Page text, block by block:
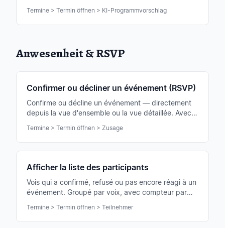
existant.
Termine > Termin öffnen > KI-Programmvorschlag
Anwesenheit & RSVP
Confirmer ou décliner un événement (RSVP)
Confirme ou décline un événement — directement
depuis la vue d'ensemble ou la vue détaillée. Avec
j'amène un collègue).
Termine > Termin öffnen > Zusage
Afficher la liste des participants
Vois qui a confirmé, refusé ou pas encore réagi à un
événement. Groupé par voix, avec compteur par
Termine > Termin öffnen > Teilnehmer